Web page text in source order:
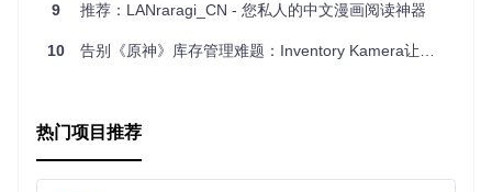
保我们的网络空间更加安全。如果你有任何问题或建议，可以
song@secbox.cn。
9 推荐：LANraragi_CN - 您私人的中文漫画阅读神器
10 告别《原神》库存管理难题：Inventory Kamera让数据收集更高效
热门项目推荐